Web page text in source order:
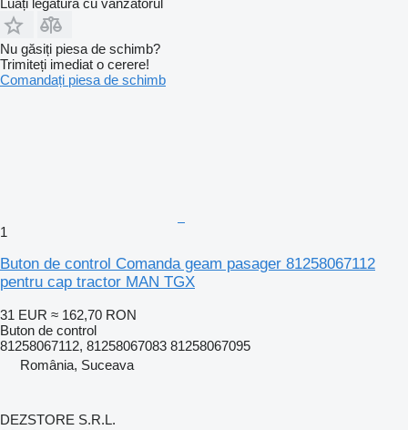
Luați legătura cu vânzătorul
Nu găsiți piesa de schimb?
Trimiteți imediat o cerere!
Comandați piesa de schimb
1
Buton de control Comanda geam pasager 81258067112
pentru cap tractor MAN TGX
31 EUR ≈ 162,70 RON
Buton de control
81258067112, 81258067083 81258067095
România, Suceava
DEZSTORE S.R.L.